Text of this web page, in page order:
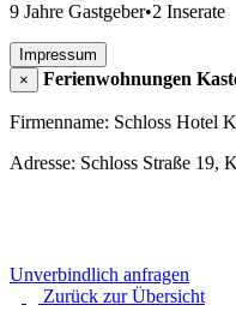
9 Jahre Gastgeber•2 Inserate
Impressum
×
Ferienwohnungen
Firmenname: Schloss Hotel
Adresse: Schloss Straße 19,
Unverbindlich anfragen
Zurück zurÜbersicht